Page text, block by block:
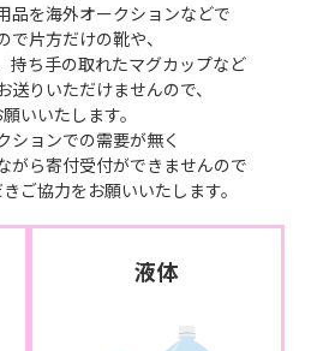
品を海外オークションなどで
で片方だけの靴や、
持ち手の取れたマグカップなど
りいただけませんので、
いいたします。
ションでの需要が無く
がら寄付受付ができませんので
ご協力をお願いいたします。
液体